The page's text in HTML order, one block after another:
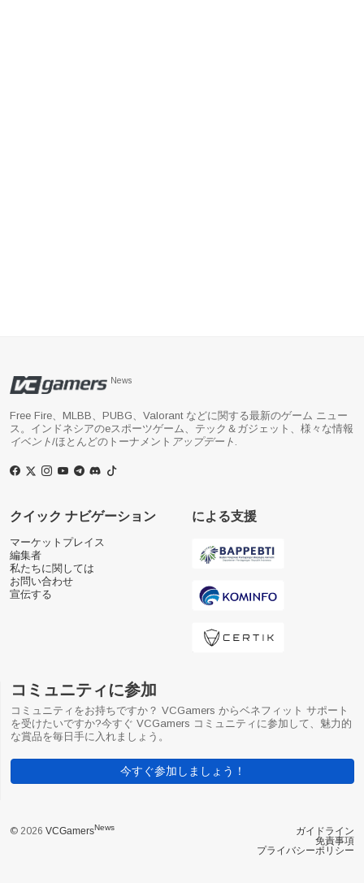
News
Free Fire、MLBB、PUBG、Valorant などに関する最新のゲーム ニュー
ス。インドネシアのeスポーツゲーム、テック＆ガジェット、様々な情報
イベント/ほとんどのトーナメント アップデート .
クイック ナビゲーション
マーケットプレイス
編集者
私たちに関しては
お問い合わせ
宣伝する
による支援
コミュニティに参加
コミュニティをお持ちですか？ VCGamers からベネフィット サポート
を受けたいですか?今すぐ VCGamers コミュニティに参加して、魅力的
な賞品を毎日手に入れましょう。
今すぐ参加しましょう！
© 2026 VCGamersNews
ガイドライン
免責事項
プライバシーポリシー